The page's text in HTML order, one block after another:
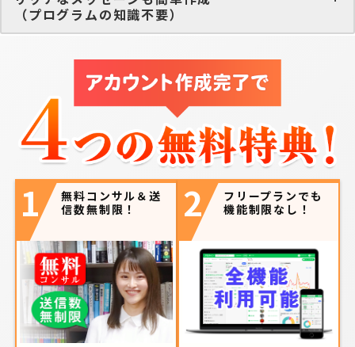
（プログラムの知識不要）
1
無料コンサル＆送
信数無制限！
2
フリープランでも
機能制限なし！